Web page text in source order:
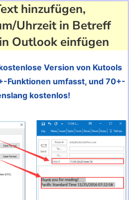
hinzufügen,
Uhrzeit in Betreff
Outlook einfügen
Version von Kutools
Funktionen umfasst, und 70+-
kostenlos!